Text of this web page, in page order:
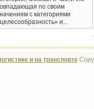
по своим
с категориями
и...
и на транспорте